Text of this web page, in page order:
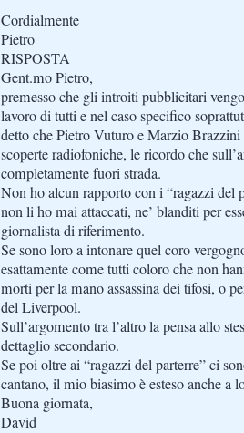
Cordialmente
Pietro
RISPOSTA
Gent.mo Pietro,
premesso che gli introiti pubblicitari
lavoro di tutti e nel caso specifico
detto che Pietro Vuturo e Marzio Brazzini
scoperte radiofoniche, le ricordo che
completamente fuori strada.
Non ho alcun rapporto con i “ragazzi del
non li ho mai attaccati, ne’ blanditi per
giornalista di riferimento.
Se sono loro a intonare quel coro
esattamente come tutti coloro che non
morti per la mano assassina dei tifosi, o
del Liverpool.
Sull’argomento tra l’altro la pensa allo
dettaglio secondario.
Se poi oltre ai “ragazzi del parterre” ci
cantano, il mio biasimo è esteso anche a
Buona giornata,
David